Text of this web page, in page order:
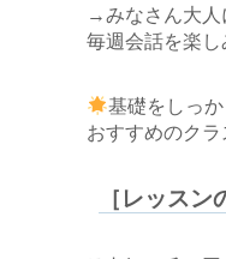
→みなさん大人
毎週会話を楽
基礎をしっ
おすすめのクラ
［レッスン